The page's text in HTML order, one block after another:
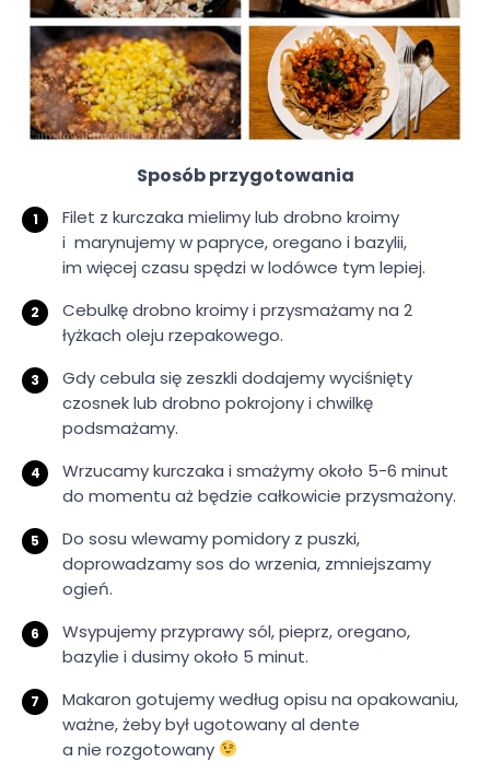
Sposób przygotowania
Filet z kurczaka mielimy lub drobno kroimy
i marynujemy w papryce, oregano i bazylii,
im więcej czasu spędzi w lodówce tym lepiej.
Cebulkę drobno kroimy i przysmażamy na 2
łyżkach oleju rzepakowego.
Gdy cebula się zeszkli dodajemy wyciśnięty
czosnek lub drobno pokrojony i chwilkę
podsmażamy.
Wrzucamy kurczaka i smażymy około 5-6 minut
do momentu aż będzie całkowicie przysmażony.
Do sosu wlewamy pomidory z puszki,
doprowadzamy sos do wrzenia, zmniejszamy
ogień.
Wsypujemy przyprawy sól, pieprz, oregano,
bazylie i dusimy około 5 minut.
Makaron gotujemy według opisu na opakowaniu,
ważne, żeby był ugotowany al dente
a nie rozgotowany